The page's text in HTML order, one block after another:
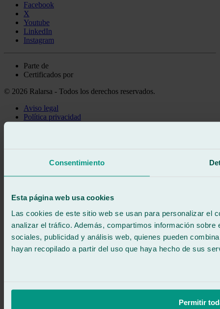
Consentimiento
Esta página web usa cookies
Las cookies de este sitio web se usan para personalizar el
analizar el tráfico. Además, compartimos información
sociales, publicidad y análisis web, quienes pueden
hayan recopilado a partir del uso que haya hecho de sus
Permitir
Facebook
X
Youtube
LinkedIn
Instagram
Parte de
Certificados por
© 2026 Ralarsa - Todos los derechos reservados.
Aviso legal
Política privacidad
671 015 121
900 333 733
ATENCIÓN 24/7